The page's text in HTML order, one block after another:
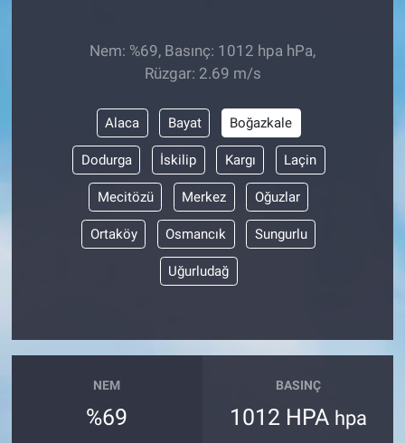
Nem: %69, Basınç: 1012 hpa hPa,
Rüzgar: 2.69 m/s
Alaca Bayat Boğazkale
Dodurga İskilip Kargı Laçin
Mecitözü Merkez Oğuzlar
Ortaköy Osmancık Sungurlu
Uğurludağ
NEM
%69
BASINÇ
1012 HPA hpa